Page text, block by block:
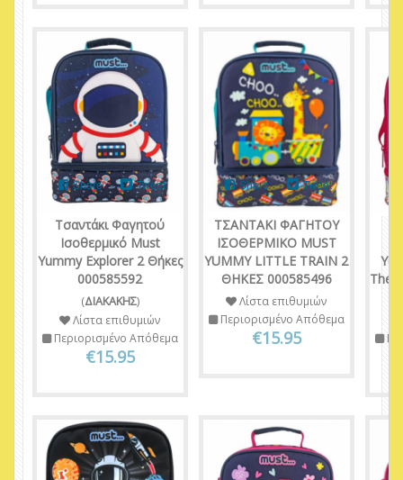
Τσαντάκι Φαγητού
Ισοθερμικό Must
Yummy Explorer 2 Θήκες
000585592
(ΔΙΑΚΑΚΗΣ)
Share Tweet
Λίστα επιθυμιών
Περιορισμένο Απόθεμα
€15.95
ΤΣΑΝΤΑΚΙ ΦΑΓΗΤΟΥ
ΙΣΟΘΕΡΜΙΚΟ MUST
YUMMY LITTLE TRAIN 2
ΘΗΚΕΣ 000585496
Share Tweet
Λίστα επιθυμιών
Περιορισμένο Απόθεμα
€15.95
The